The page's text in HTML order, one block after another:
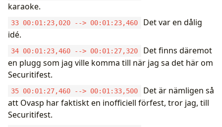
karaoke.
33 00:01:23,020 --> 00:01:23,460
Det var en dålig
idé.
34 00:01:23,460 --> 00:01:27,320
Det finns däremot
en plugg som jag ville komma till när jag sa det här om
Securitifest.
35 00:01:27,460 --> 00:01:33,500
Det är nämligen så
att Ovasp har faktiskt en inofficiell förfest, tror jag, till
Securitifest.